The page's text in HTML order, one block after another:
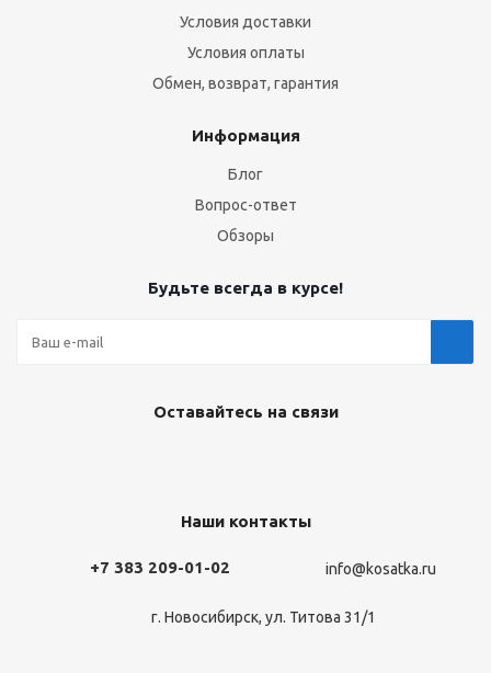
Условия доставки
Условия оплаты
Обмен, возврат, гарантия
Информация
Блог
Вопрос-ответ
Обзоры
Будьте всегда в курсе!
Оставайтесь на связи
Наши контакты
+7 383 209-01-02 info@kosatka.ru
г. Новосибирск, ул. Титова 31/1